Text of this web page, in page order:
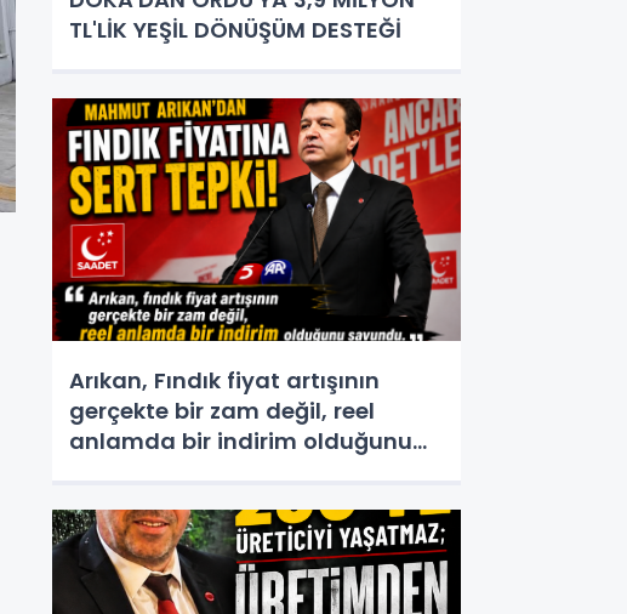
TL'LİK YEŞİL DÖNÜŞÜM DESTEĞİ
Arıkan, Fındık fiyat artışının
gerçekte bir zam değil, reel
anlamda bir indirim olduğunu